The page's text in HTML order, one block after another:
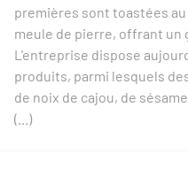
premières sont toastées
meule de pierre, offrant un
L'entreprise dispose
produits, parmi lesquels
de noix de cajou, de
(...)